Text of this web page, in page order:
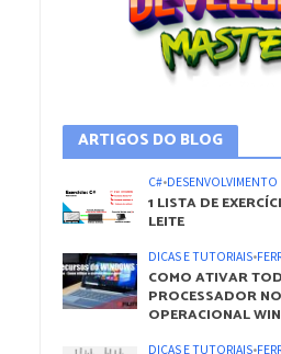
ARTIGOS DO BLOG
C#•DESENVOLVIMENTO
1 LISTA DE
LEITE
DICAS E TUTORIAIS•
COMO ATIVAR
PROCESSADOR
OPERACIONAL
DICAS E TUTORIAIS•